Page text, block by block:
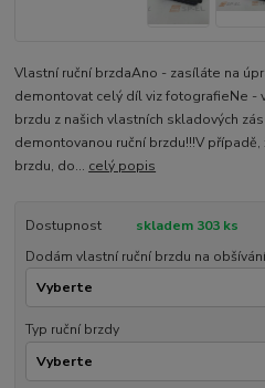
Vlastní ruční brzdaAno - zasíláte na
demontovat celý díl viz fotografieNe -
brzdu z našich vlastních skladových
demontovanou ruční brzdu!!!V
brzdu, do... celý popis
Dostupnost
skladem 303 ks
Dodám vlastní ruční brzdu na obšívání
Typ ruční brzdy